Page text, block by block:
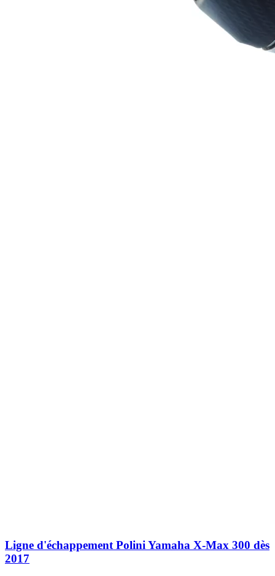
Ligne d'échappement Polini Yamaha X-Max 300 dès
2017